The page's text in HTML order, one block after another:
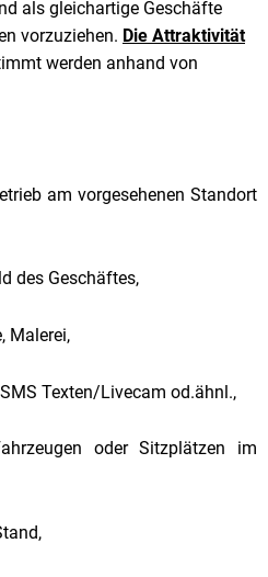
als gleichartige Geschäfte
vorzuziehen. Die Attraktivität
werden anhand von
am vorgesehenen Standort
des Geschäftes,
Malerei,
Texten/Livecam od.ähnl.,
oder Sitzplätzen im